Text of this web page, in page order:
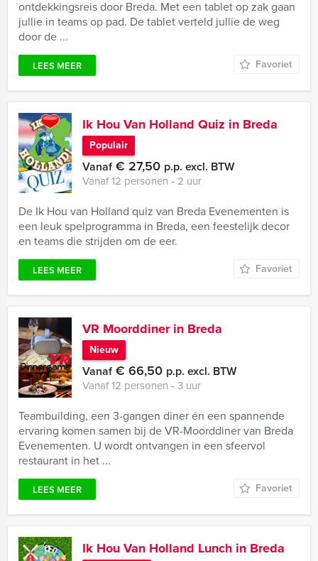
ontdekkingsreis door Breda. Met een tablet op zak gaan
jullie in teams op pad. De tablet verteld jullie de weg
door de ...
LEES MEER Favoriet
Ik Hou Van Holland Quiz in Breda
Populair
Vanaf€ 27,50 p.p. excl. BTW
Vanaf 12 personen ‐ 2 uur
De Ik Hou van Holland quiz van Breda Evenementen is
een leuk spelprogramma in Breda, een feestelijk decor
en teams die strijden om de eer.
LEES MEER Favoriet
VR Moorddiner in Breda
Nieuw
Vanaf€ 66,50 p.p. excl. BTW
Vanaf 12 personen ‐ 3 uur
Teambuilding, een 3-gangen diner én een spannende
ervaring komen samen bij de VR-Moorddiner van Breda
Evenementen. U wordt ontvangen in een sfeervol
restaurant in het ...
LEES MEER Favoriet
Ik Hou Van Holland Lunch in Breda